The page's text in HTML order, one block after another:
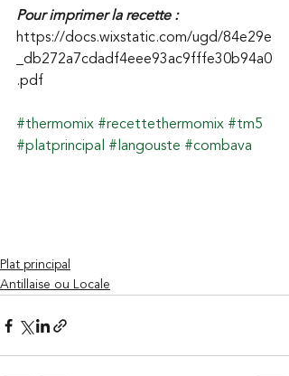
Pour imprimer la recette :
https://docs.wixstatic.com/ugd/84e29e
_db272a7cdadf4eee93ac9fffe30b94a0
.pdf
#thermomix #recettethermomix #tm5
#platprincipal #langouste #combava
Plat principal
Antillaise ou Locale